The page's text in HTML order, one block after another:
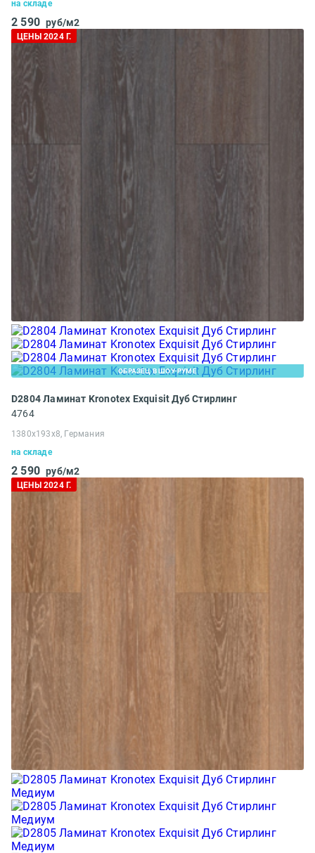
на складе
2 590 руб/м2
ОБРАЗЕЦ В ШОУ-РУМЕ
ЦЕНЫ 2024 Г.
D2804 Ламинат Kronotex Exquisit Дуб Стирлинг
4764
1380x193x8, Германия
на складе
2 590 руб/м2
ЦЕНЫ 2024 Г.